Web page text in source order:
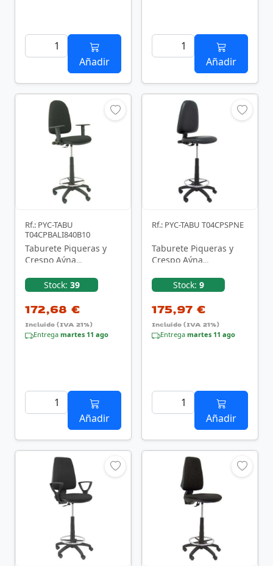
Añadir Añadir
Rf.: PYC-TABU
T04CPBALI840B10
Taburete Piqueras y
Crespo Aýna
NegroStock: 39
172,68 €
Incluido (IVA 21%)
Entrega martes 11 ago
Añadir
Rf.: PYC-TABU T04CPSPNE
Taburete Piqueras y
Crespo Aýna
Stock: 9
175,97 €
Incluido (IVA 21%)
Entrega martes 11 ago
Añadir